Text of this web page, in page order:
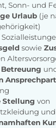
Sonn- und
Urlaub (je
sowie
Betreuung
Stellung von